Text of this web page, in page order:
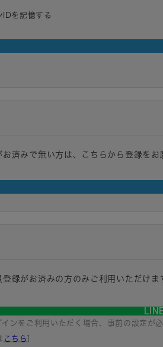
IDを記憶する
お済みで無い方は、こちらから登録をお
登録がお済みの方のみご利用いただけま
ンをご利用いただく場合、事前の設定が
こちら]